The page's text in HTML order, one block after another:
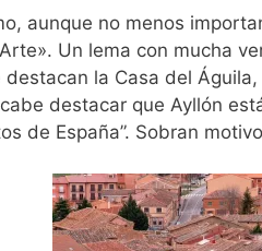
aunque no menos
Un lema con mucha
la Casa del
destacar que Ayllón
de España”. Sobran